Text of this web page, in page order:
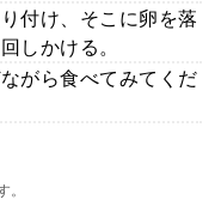
付け、そこに卵を落
しかける。
がら食べてみてくだ